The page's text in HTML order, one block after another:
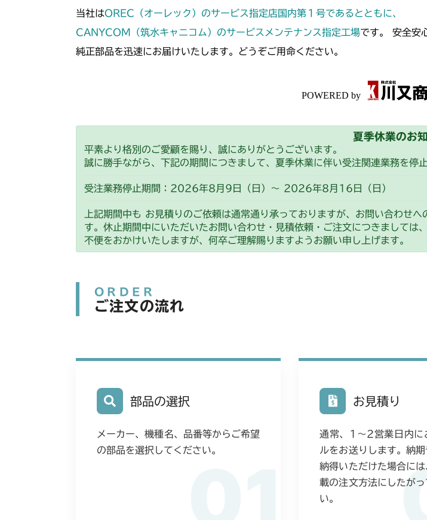
当社はOREC（オーレック）のサービス指定店国内第１号であるとともに、
CANYCOM（筑水キャニコム）のサービスメンテナンス指定工場です。 安全安
純正部品を迅速にお届けいたします。どうぞご用命ください。
夏季休業のお
平素より格別のご愛顧を賜り、誠にありがとうございます。
誠に勝手ながら、下記の期間につきまして、夏季休業に伴い受注関連業務を停
受注業務停止期間：2026年8月9日（日）～ 2026年8月16日（日）
上記期間中も お見積りのご依頼は通常通り承っておりますが、お問い合わせ
す。休止期間中にいただいたお問い合わせ・見積依頼・ご注文につきまして
不便をおかけいたしますが、何卒ご理解賜りますようお願い申し上げます。
ORDER
ご注文の流れ
部品の選択
メーカー、機種名、品番等からご希望
の部品を選択してください。
お見積り
通常、1〜2営業日内に
ルをお送りします。納
納得いただけた場合に
載の注文方法にしたが
い。